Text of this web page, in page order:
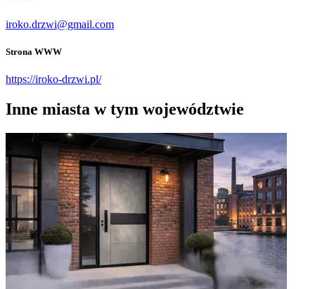
iroko.drzwi@gmail.com
Strona WWW
https://iroko-drzwi.pl/
Inne miasta w tym województwie